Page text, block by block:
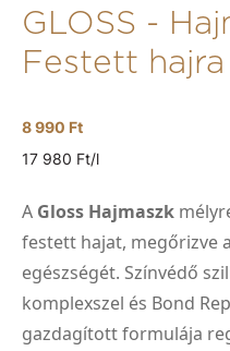
GLOSS -
Festett hajra
8 990 Ft
17 980 Ft/l
A Gloss Hajmaszk
festett hajat, megőrizve
egészségét. Színvédő
komplexszel és Bond
gazdagított formulája